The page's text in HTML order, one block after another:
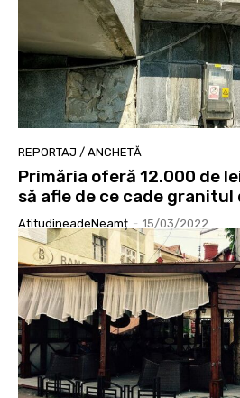
REPORTAJ / ANCHETĂ
Primăria oferă 12.000 de
să afle de ce cade granitul
AtitudineadeNeamț - 15/03/2022